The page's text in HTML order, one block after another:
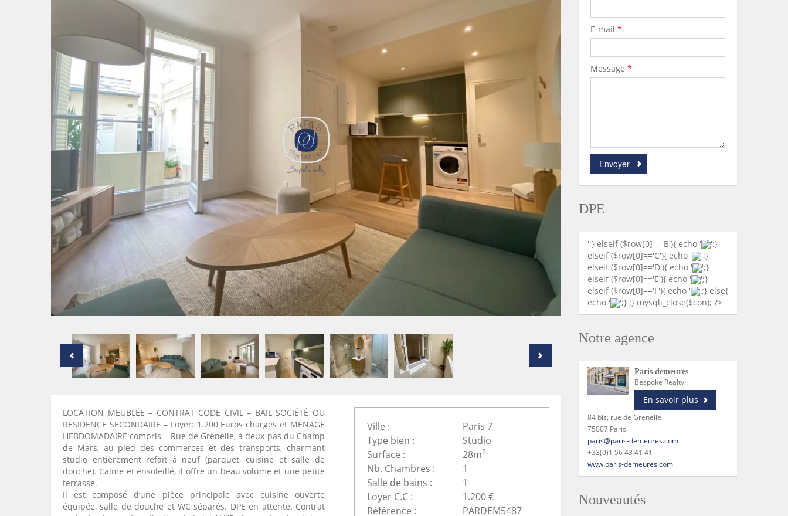
Ville :
Paris 7
Type bien :
Studio
Surface :
28m2
Nb. Chambres :
1
Salle de bains :
1
Loyer C.C :
1.200 €
Référence :
PARDEM5487
LOCATION MEUBLÉE – CONTRAT CODE CIVIL – BAIL SOCIÉTÉ OU
RÉSIDENCE SECONDAIRE – Loyer: 1.200 Euros charges et MÉNAGE
HEBDOMADAIRE compris – Rue de Grenelle, à deux pas du Champ
de Mars, au pied des commerces et des transports, charmant
studio entièrement refait à neuf (parquet, cuisine et salle de
douche). Calme et ensoleillé, il offre un beau volume et une petite
terrasse.
Il est composé d’une pièce principale avec cuisine ouverte
équipée, salle de douche et WC séparés. DPE en attente. Contrat
E-mail *
Message *
Envoyer
DPE
';} elseif ($row[0]=='B'){ echo '
';}
elseif ($row[0]=='C'){ echo '
';}
elseif ($row[0]=='D'){ echo '
';}
elseif ($row[0]=='E'){ echo '
';}
elseif ($row[0]=='F'){ echo '
';} else{
echo '
';} ;} mysqli_close($con); ?>
Notre agence
Paris demeures
Bespoke Realty
En savoir plus
84 bis, rue de Grenelle
75007 Paris
paris@paris-demeures.com
+33(0)1 56 43 41 41
www.paris-demeures.com
Nouveautés